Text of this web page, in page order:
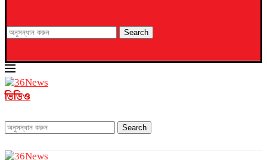
Search
ভিডিও
Search